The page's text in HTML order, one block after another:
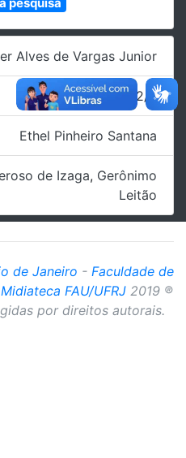
Alves de Vargas Junior
2012/2
Ethel Pinheiro Santana
de Izaga, Gerônimo
Leitão
de Janeiro - Faculdade de
Midiateca FAU/UFRJ 2019 ®
por direitos autorais.